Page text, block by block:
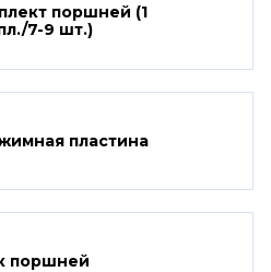
поршней (1
7-9 шт.)
пластина
поршней